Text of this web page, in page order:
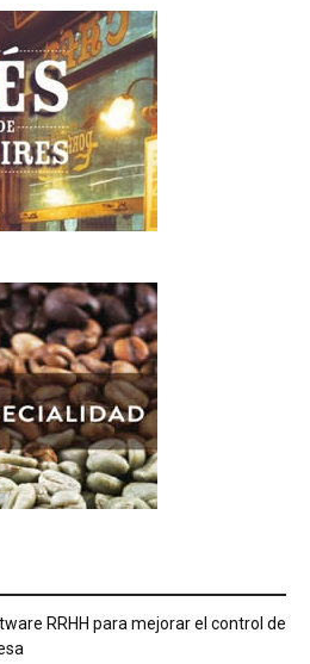
RRHH para mejorar el control de